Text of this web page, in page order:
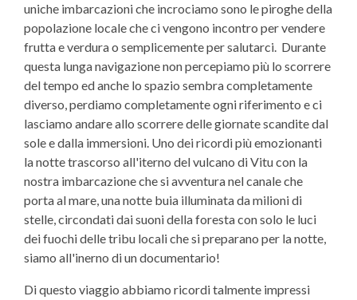
uniche imbarcazioni che incrociamo sono le piroghe della
popolazione locale che ci vengono incontro per vendere
frutta e verdura o semplicemente per salutarci. Durante
questa lunga navigazione non percepiamo più lo scorrere
del tempo ed anche lo spazio sembra completamente
diverso, perdiamo completamente ogni riferimento e ci
lasciamo andare allo scorrere delle giornate scandite dal
sole e dalla immersioni. Uno dei ricordi più emozionanti
la notte trascorso all'iterno del vulcano di Vitu con la
nostra imbarcazione che si avventura nel canale che
porta al mare, una notte buia illuminata da milioni di
stelle, circondati dai suoni della foresta con solo le luci
dei fuochi delle tribu locali che si preparano per la notte,
siamo all'inerno di un documentario!
Di questo viaggio abbiamo ricordi talmente impressi